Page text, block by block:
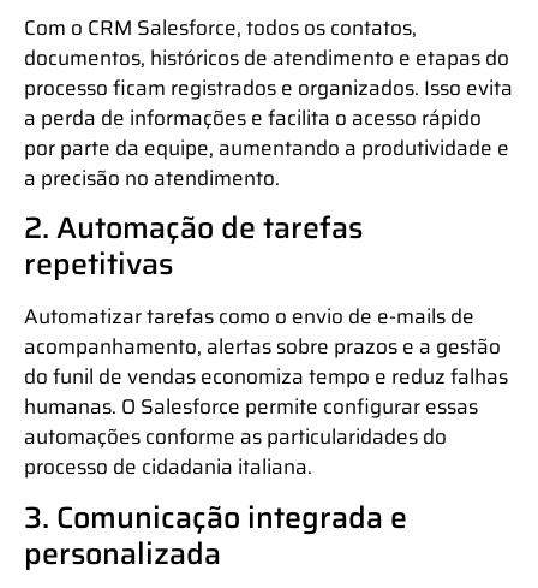
Com o CRM Salesforce, todos os contatos,
documentos, históricos de atendimento e etapas do
processo ficam registrados e organizados. Isso evita
a perda de informações e facilita o acesso rápido
por parte da equipe, aumentando a produtividade e
a precisão no atendimento.
2. Automação de tarefas
repetitivas
Automatizar tarefas como o envio de e-mails de
acompanhamento, alertas sobre prazos e a gestão
do funil de vendas economiza tempo e reduz falhas
humanas. O Salesforce permite configurar essas
automações conforme as particularidades do
processo de cidadania italiana.
3. Comunicação integrada e
personalizada